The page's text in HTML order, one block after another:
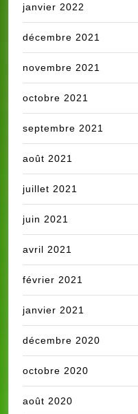
janvier 2022
décembre 2021
novembre 2021
octobre 2021
septembre 2021
août 2021
juillet 2021
juin 2021
avril 2021
février 2021
janvier 2021
décembre 2020
octobre 2020
août 2020